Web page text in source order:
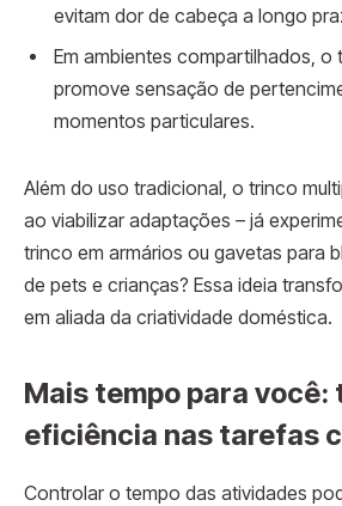
evitam dor de cabeça a longo
Em ambientes compartilhados, o
promove sensação de
momentos particulares.
Além do uso tradicional, o trinco
ao viabilizar adaptações – já
trinco em armários ou gavetas para
de pets e crianças? Essa ideia
em aliada da criatividade doméstica.
Mais tempo para você:
eficiência nas tarefas
Controlar o tempo das atividades